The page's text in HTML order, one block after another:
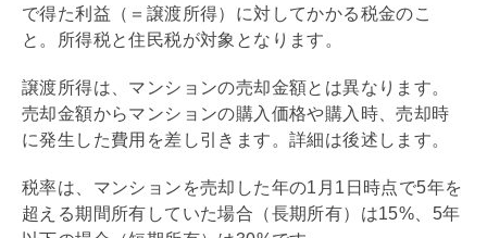
で得た利益（＝譲渡所得）に対してかかる税金のこ
と。所得税と住民税が対象となります。
譲渡所得は、マンションの売却金額とは異なります。
売却金額からマンションの購入価格や購入時、売却時
に発生した費用を差し引きます。詳細は後述します。
税率は、マンションを売却した年の1月1日時点で5年を
超える期間所有していた場合（長期所有）は15%、5年